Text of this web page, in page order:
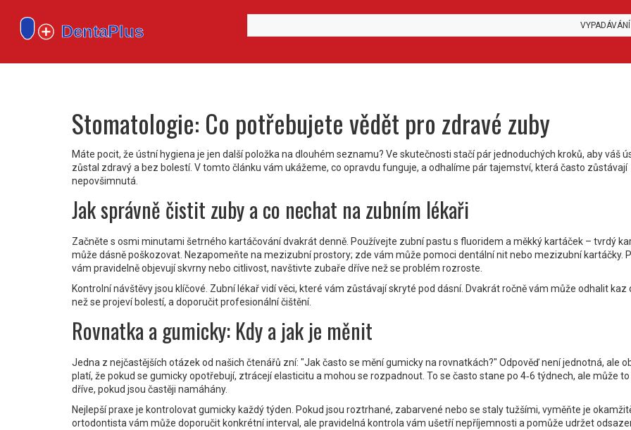
Stomatologie: Co potřebujete vědět pro zdravé zuby
Máte pocit, že ústní hygiena je jen další položka na dlouhém seznamu? Ve skutečnosti stačí pár jednoduchých kroků, aby váš
zůstal zdravý a bez bolestí. V tomto článku vám ukážeme, co opravdu funguje, a odhalíme pár tajemství, která často zůstávají
nepovšimnutá.
Jak správně čistit zuby a co nechat na zubním lékaři
Začněte s osmi minutami šetrného kartáčování dvakrát denně. Používejte zubní pastu s fluoridem a měkký kartáček – tvrdý
může dásně poškozovat. Nezapomeňte na mezizubní prostory; zde vám může pomoci dentální nit nebo mezizubní kartáčky.
vám pravidelně objevují skvrny nebo citlivost, navštivte zubaře dříve než se problém rozroste.
Kontrolní návštěvy jsou klíčové. Zubní lékař vidí věci, které vám zůstávají skryté pod dásní. Dvakrát ročně vám může odhalit kaz
než se projeví bolestí, a doporučit profesionální čištění.
Rovnatka a gumicky: Kdy a jak je měnit
Jedna z nejčastějších otázek od našich čtenářů zní: "Jak často se mění gumicky na rovnatkách?" Odpověď není jednotná, ale
platí, že pokud se gumicky opotřebují, ztrácejí elasticitu a mohou se rozpadnout. To se často stane po 4‑6 týdnech, ale může
dříve, pokud jsou častěji namáhány.
Nejlepší praxe je kontrolovat gumicky každý týden. Pokud jsou roztrhané, zabarvené nebo se staly tužšími, vyměňte je
ortodontista vám může doporučit konkrétní interval, ale pravidelná kontrola vám ušetří nepříjemnosti a pomůže udržet